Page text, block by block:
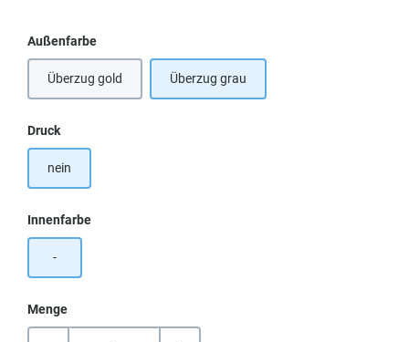
Außenfarbeauswählen
Überzug gold Überzug grau
Druckauswählen
nein
Innenfarbeauswählen
-
Menge